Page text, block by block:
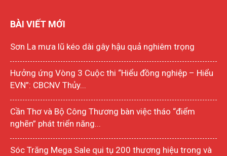
BÀI VIẾT MỚI
Sơn La mưa lũ kéo dài gây hậu quả nghiêm trọng
Hưởng ứng Vòng 3 Cuộc thi “Hiểu đồng nghiệp – Hiểu
EVN”: CBCNV Thủy...
Cần Thơ và Bộ Công Thương bàn việc tháo “điểm
nghẽn” phát triển năng...
Sóc Trăng Mega Sale qui tụ 200 thương hiệu trong và